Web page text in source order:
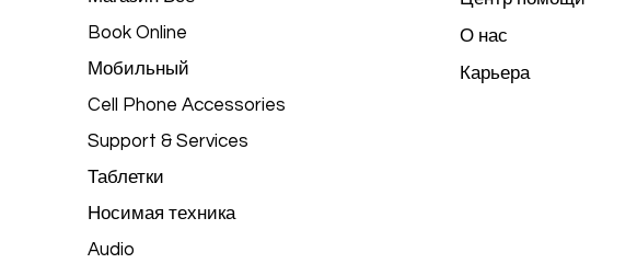
Book Online
Мобильный
Cell Phone Accessories
Support & Services
Таблетки
Носимая техника
Audio
О нас
Карьера